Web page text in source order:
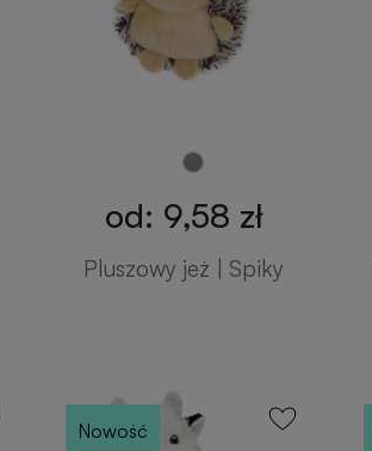
od: 9,58 zł
Pluszowy jeż | Spiky
Nowość